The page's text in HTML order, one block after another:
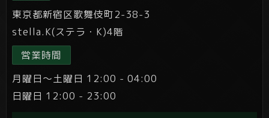
東京都新宿区歌舞伎町2-38-3
stella.K(ステラ・K)4階
営業時間
月曜日～土曜日 12:00 - 04:00
日曜日 12:00 - 23:00